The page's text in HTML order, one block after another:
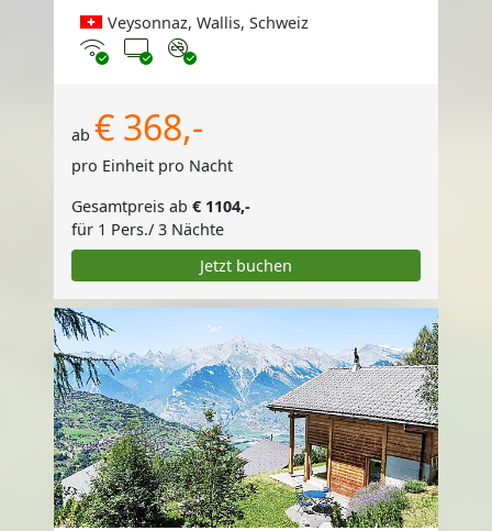
Veysonnaz, Wallis, Schweiz
Internet
TV Nichtraucher
ab € 368,-
pro Einheit pro Nacht
Gesamtpreis ab € 1104,-
für 1 Pers./ 3 Nächte
Jetzt buchen